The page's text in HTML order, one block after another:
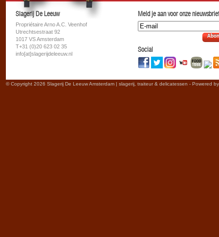
Slagerij De Leeuw
Propriétaire Arno A.C. Veenhof
Utrechtsestraat 92
1017 VS Amsterdam
T+31 (0)20 623 02 35
info[at]slagerijdeleeuw.nl
Meld je aan voor onze
Social
© Copyright 2026 Slagerij De Leeuw Amsterdam | slagerij, traiteur & delicatessen - Powered